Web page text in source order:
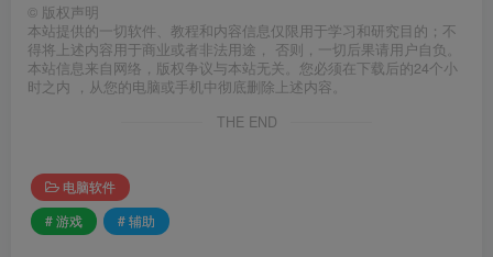
© 版权声明
本站提供的一切软件、教程和内容信息仅限用于学习和研究目的；不
得将上述内容用于商业或者非法用途， 否则，一切后果请用户自负。
本站信息来自网络，版权争议与本站无关。您必须在下载后的24个小
时之内 ，从您的电脑或手机中彻底删除上述内容。
THE END
电脑软件
# 游戏
# 辅助